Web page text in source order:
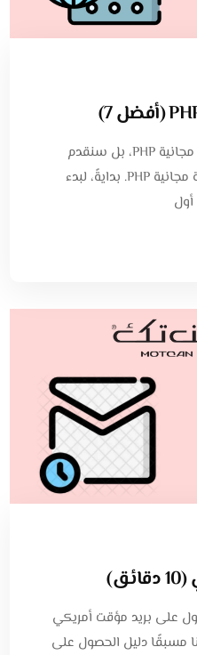
لن نقدم اليوم استضافة مجانية PHP، بل سنقدم
أفضل 7 خدمات استضافة مجانية PHP. بدايةً، لبدء
على بريد مؤقت أمريكي
مسبقًا دليل الحصول على